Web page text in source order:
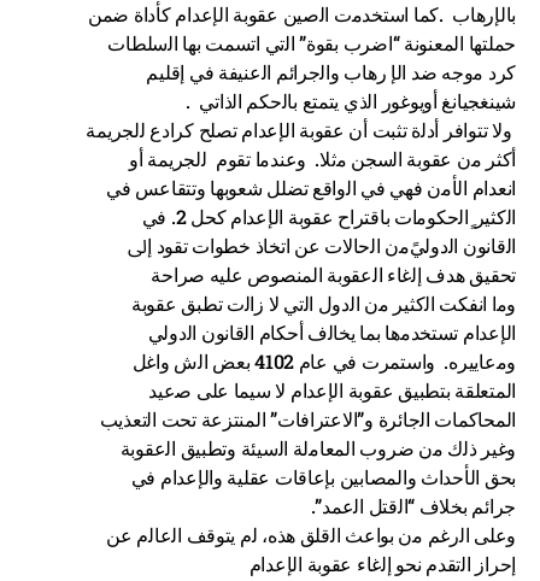
بالإرهاب .كما استخدﻣت اﻟصين عقوبة الإعدام كأداة ضمن
حملتها المعنونة “اضرب بقوة” اﻟتي اتسمت بها اﻟسلطات
كرد ﻣوجه ضد الإ رهاب واﻟجرائم اﻟعنيفة في إقليم
شينغجيانغ أويوغور اﻟذي يتمتع باﻟحكم اﻟذاتي .
ً ولا تتوافر أدﻟة تثبت أن عقوبة الإعدام تصلح كرادع ﻟلجريمة
أكثر ﻣن عقوبة اﻟسجن ﻣثلا. وعندﻣا تقوم ﻟلجريمة أو
انعدام الأﻣن فهي في اﻟواقع تضلل شعوبها وتتقاعس في
اﻟكثير ٍاﻟحكوﻣات باقتراح عقوبة الإعدام كحل 2. في
اﻟقانون اﻟدوليًﻣن اﻟحالات عن اتخاذ خطوات تقود إﱃ
تحقيق هدف إﻟغاء اﻟعقوبة المنصوص عليه صراحة
وﻣا انفكت اﻟكثير ﻣن اﻟدول اﻟتي لا زاﻟت تطبق عقوبة
الإعدام تستخدﻣها بما يخاﻟف أحكام اﻟقانون اﻟدولي
وﻣعاييره. واستمرت في عام 4102 بعض اﻟش واغل
المتعلقة بتطبيق عقوبة الإعدام لا سيما على ﺻعيد
المحاكمات اﻟجائرة و”الاعترافات” المنتزعة تحت اﻟتعذيب
وغير ذﻟك ﻣن ضروب المعاﻣلة اﻟسيئة وتطبيق اﻟعقوبة
بحق الأحداث والمصابين بإعاقات عقلية والإعدام في
جرائم بخلاف “اﻟقتل اﻟعمد”.
وعلى اﻟرغم ﻣن بواعث اﻟقلق هذه، ﻟم يتوقف اﻟعاﻟم عن
إحراز اﻟتقدم نحو إﻟغاء عقوبة الإعدام